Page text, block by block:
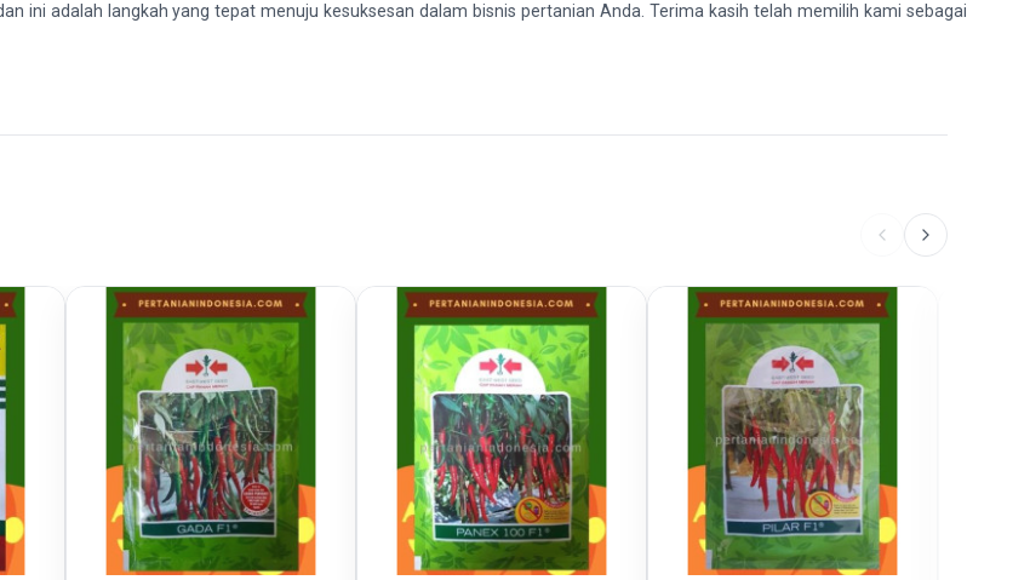
ini adalah langkah yang tepat menuju kesuksesan dalam bisnis pertanian Anda. Terima kasih telah memilih kami sebagai